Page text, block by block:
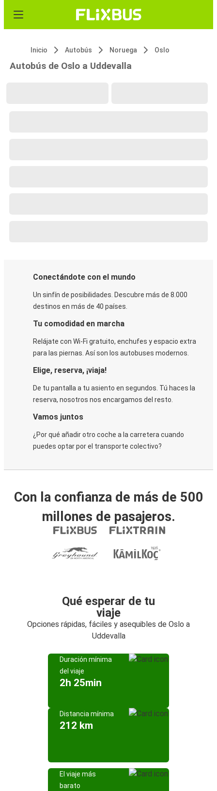
Inicio Autobús Noruega Oslo
Autobús de Oslo a Uddevalla
Conectándote con el mundo
Un sinfín de posibilidades. Descubre más de 8.000
destinos en más de 40 países.
Tu comodidad en marcha
Relájate con Wi-Fi gratuito, enchufes y espacio extra
para las piernas. Así son los autobuses modernos.
Elige, reserva, ¡viaja!
De tu pantalla a tu asiento en segundos. Tú haces la
reserva, nosotros nos encargamos del resto.
Vamos juntos
¿Por qué añadir otro coche a la carretera cuando
puedes optar por el transporte colectivo?
Con la confianza de más de 500
millones de pasajeros.
Qué esperar de tu
viaje
Opciones rápidas, fáciles y asequibles de Oslo a
Uddevalla
Duración mínima
del viaje
2h 25min
Distancia mínima
212 km
El viaje más
barato